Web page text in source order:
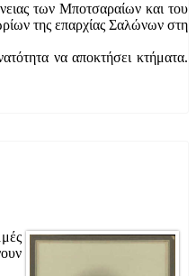
των Μποτσαραίων και του
της επαρχίας Σαλώνων στη
να αποκτήσει κτήματα.